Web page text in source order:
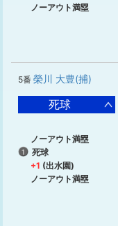
ノーアウト満塁
5番 榮川 大豊(捕)
死球
ノーアウト満塁
1
死球
+1 (出水園)
ノーアウト満塁